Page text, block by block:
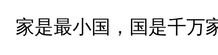
家是最小国，国是千万